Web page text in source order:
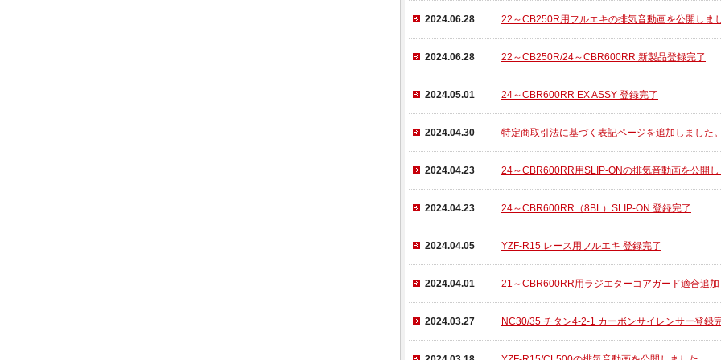
2024.06.28 22～CB250R用フルエキの排気音動画を公開しま
2024.06.28 22～CB250R/24～CBR600RR 新製品登録完了
2024.05.01 24～CBR600RR EX ASSY 登録完了
2024.04.30 特定商取引法に基づく表記ページを追加しました。
2024.04.23 24～CBR600RR用SLIP-ONの排気音動画を公開し
2024.04.23 24～CBR600RR（8BL）SLIP-ON 登録完了
2024.04.05 YZF-R15 レース用フルエキ 登録完了
2024.04.01 21～CBR600RR用ラジエターコアガード適合追加
2024.03.27 NC30/35 チタン4-2-1 カーボンサイレンサー登録